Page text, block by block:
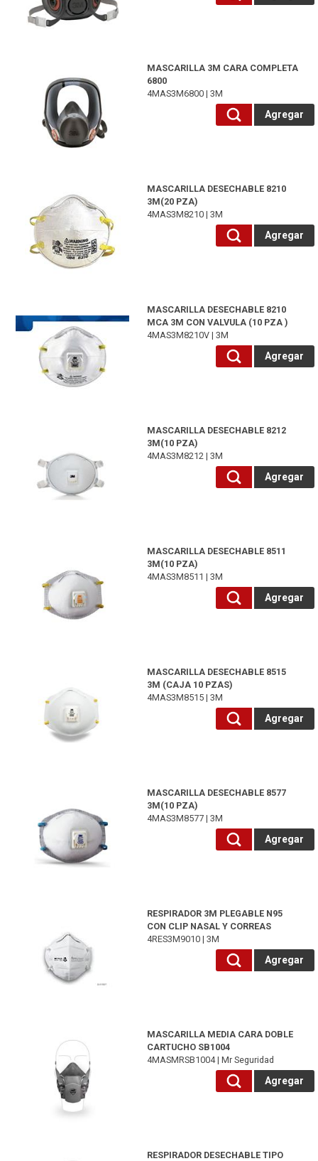
MASCARILLA 3M CARA COMPLETA
6800
4MAS3M6800 | 3M
Agregar
MASCARILLA DESECHABLE 8210
3M(20 PZA)
4MAS3M8210 | 3M
Agregar
MASCARILLA DESECHABLE 8210
MCA 3M CON VALVULA (10 PZA )
4MAS3M8210V | 3M
Agregar
MASCARILLA DESECHABLE 8212
3M(10 PZA)
4MAS3M8212 | 3M
Agregar
MASCARILLA DESECHABLE 8511
3M(10 PZA)
4MAS3M8511 | 3M
Agregar
MASCARILLA DESECHABLE 8515
3M (CAJA 10 PZAS)
4MAS3M8515 | 3M
Agregar
MASCARILLA DESECHABLE 8577
3M(10 PZA)
4MAS3M8577 | 3M
Agregar
RESPIRADOR 3M PLEGABLE N95
CON CLIP NASAL Y CORREAS
4RES3M9010 | 3M
Agregar
MASCARILLA MEDIA CARA DOBLE
CARTUCHO SB1004
4MASMRSB1004 | Mr Seguridad
Agregar
RESPIRADOR DESECHABLE TIPO